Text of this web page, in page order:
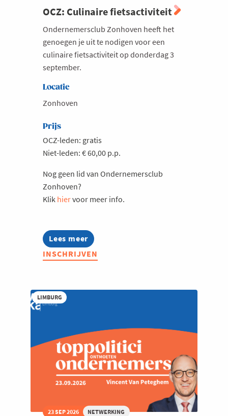
OCZ: Culinaire fietsactiviteit
Ondernemersclub Zonhoven heeft het
genoegen je uit te nodigen voor een
culinaire fietsactiviteit op donderdag 3
september.
Locatie
Zonhoven
Prijs
OCZ-leden: gratis
Niet-leden: € 60,00 p.p.
Nog geen lid van Ondernemersclub
Zonhoven?
Klik hiervoor meer info.
Lees meer
about
OCZ:
Culinaire
INSCHRIJVEN
LIMBURG
23 SEP 2026 NETWERKING